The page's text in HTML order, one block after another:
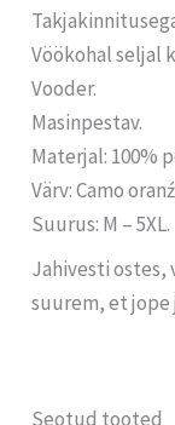
Vöökohal seljal
Vooder.
Masinpestav.
Materjal: 100%
Värv: Camo
Suurus: M – 5XL.
Jahivesti ostes,
suurem, et jope
Seotud tooted